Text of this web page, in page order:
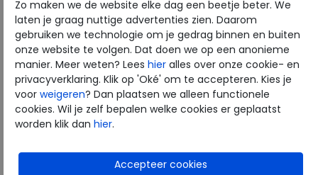
Merk
FitFlop
Fabrikantcode
E5J-090
Bestelcode
272.01.000073
Kleur
Black
nee
Zo maken we de website elke dag een beetje beter. We
laten je graag nuttige advertenties zien. Daarom
gebruiken we technologie om je gedrag binnen en buiten
onze website te volgen. Dat doen we op een anonieme
manier. Meer weten? Lees hier alles over onze cookie- en
privacyverklaring. Klik op 'Oké' om te accepteren. Kies je
voor weigeren? Dan plaatsen we alleen functionele
cookies. Wil je zelf bepalen welke cookies er geplaatst
worden klik dan hier.